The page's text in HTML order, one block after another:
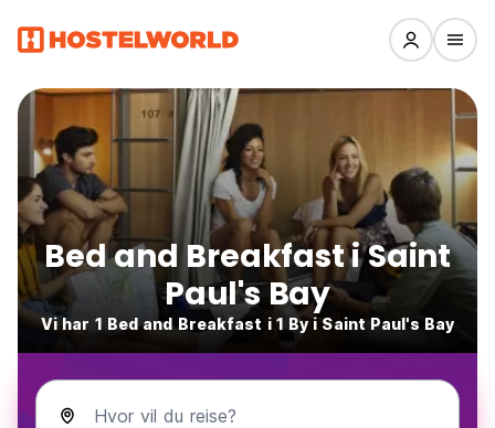
Bed and Breakfast i Saint
Paul's Bay
Vi har 1 Bed and Breakfast i 1 By i Saint Paul's Bay
Hvor vil du reise?